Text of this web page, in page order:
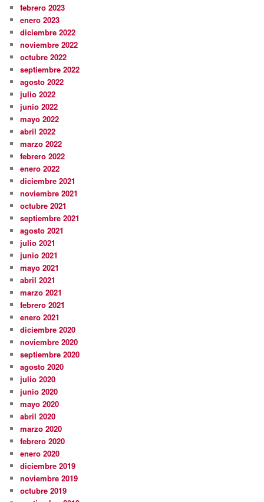
febrero 2023
enero 2023
diciembre 2022
noviembre 2022
octubre 2022
septiembre 2022
agosto 2022
julio 2022
junio 2022
mayo 2022
abril 2022
marzo 2022
febrero 2022
enero 2022
diciembre 2021
noviembre 2021
octubre 2021
septiembre 2021
agosto 2021
julio 2021
junio 2021
mayo 2021
abril 2021
marzo 2021
febrero 2021
enero 2021
diciembre 2020
noviembre 2020
septiembre 2020
agosto 2020
julio 2020
junio 2020
mayo 2020
abril 2020
marzo 2020
febrero 2020
enero 2020
diciembre 2019
noviembre 2019
octubre 2019